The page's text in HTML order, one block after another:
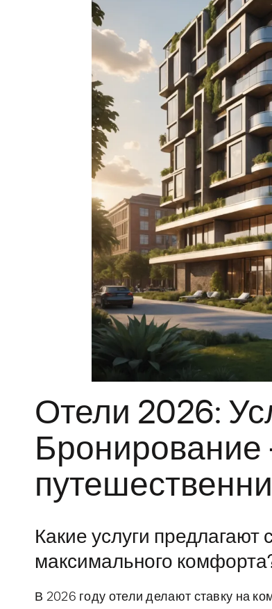
Отели 2026:
Бронирование
Какие услуги
максимального
В 2026 году отели делают ставку на